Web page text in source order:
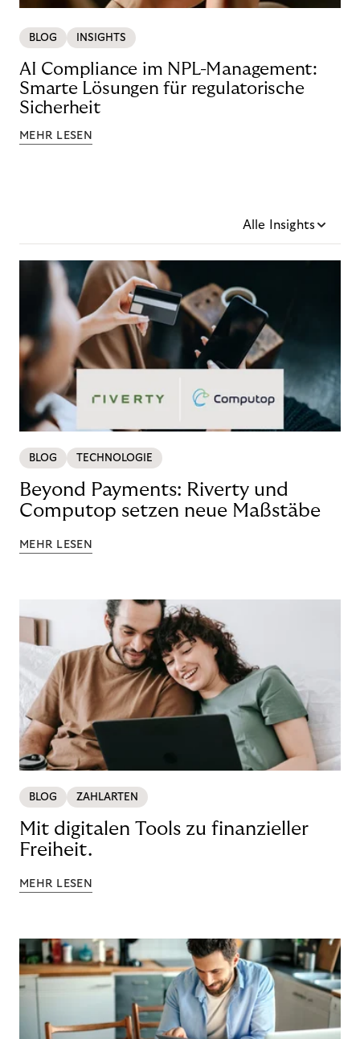
BLOG INSIGHTS
AI Compliance im NPL-Management:
Smarte Lösungen für regulatorische
Sicherheit
MEHR LESEN
Alle Insights
BLOG TECHNOLOGIE
Beyond Payments: Riverty und
Computop setzen neue Maßstäbe
MEHR LESEN
BLOG ZAHLARTEN
Mit digitalen Tools zu finanzieller
Freiheit.
MEHR LESEN